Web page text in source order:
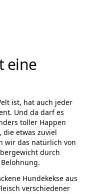
eine
ist, hat auch jeder
Und da darf es
toller Happen
die etwas zuviel
wir das natürlich von
durch
Hundekekse aus
verschiedener